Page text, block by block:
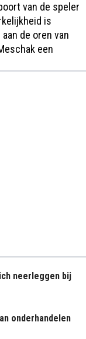
van de speler
is
de oren van
een
neerleggen bij
onderhandelen